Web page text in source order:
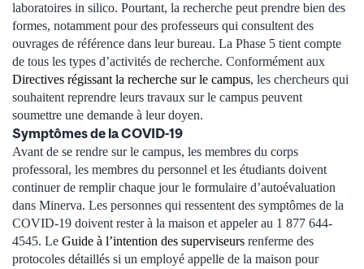
laboratoires in silico. Pourtant, la recherche peut prendre bien des
formes, notamment pour des professeurs qui consultent des
ouvrages de référence dans leur bureau. La Phase 5 tient compte
de tous les types d’activités de recherche. Conformément aux
Directives régissant la recherche sur le campus, les chercheurs qui
souhaitent reprendre leurs travaux sur le campus peuvent
soumettre une demande à leur doyen.
Symptômes de la COVID-19
Avant de se rendre sur le campus, les membres du corps
professoral, les membres du personnel et les étudiants doivent
continuer de remplir chaque jour le formulaire d’autoévaluation
dans Minerva. Les personnes qui ressentent des symptômes de la
COVID-19 doivent rester à la maison et appeler au 1 877 644-
4545. Le Guide à l’intention des superviseurs renferme des
protocoles détaillés si un employé appelle de la maison pour